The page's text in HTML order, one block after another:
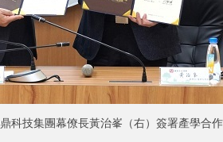
科技集團幕僚長黃治峯（右）簽署產學合